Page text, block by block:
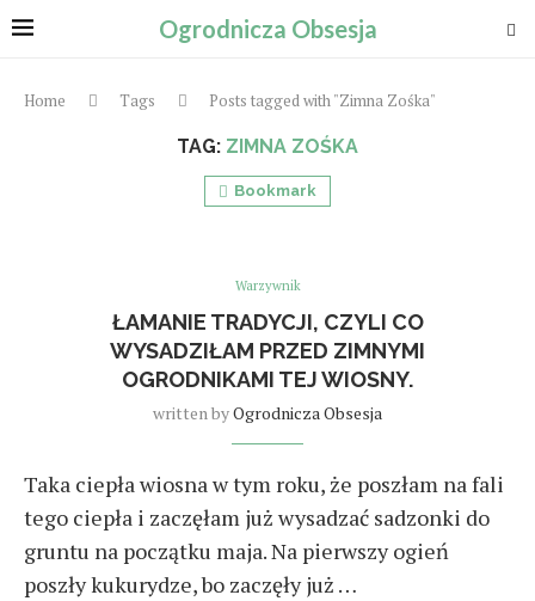
Ogrodnicza Obsesja
Home Tags Posts tagged with "Zimna Zośka"
TAG: ZIMNA ZOŚKA
Bookmark
Warzywnik
ŁAMANIE TRADYCJI, CZYLI CO
WYSADZIŁAM PRZED ZIMNYMI
OGRODNIKAMI TEJ WIOSNY.
written byOgrodnicza Obsesja
Taka ciepła wiosna w tym roku, że poszłam na fali
tego ciepła i zaczęłam już wysadzać sadzonki do
gruntu na początku maja. Na pierwszy ogień
poszły kukurydze, bo zaczęły już …